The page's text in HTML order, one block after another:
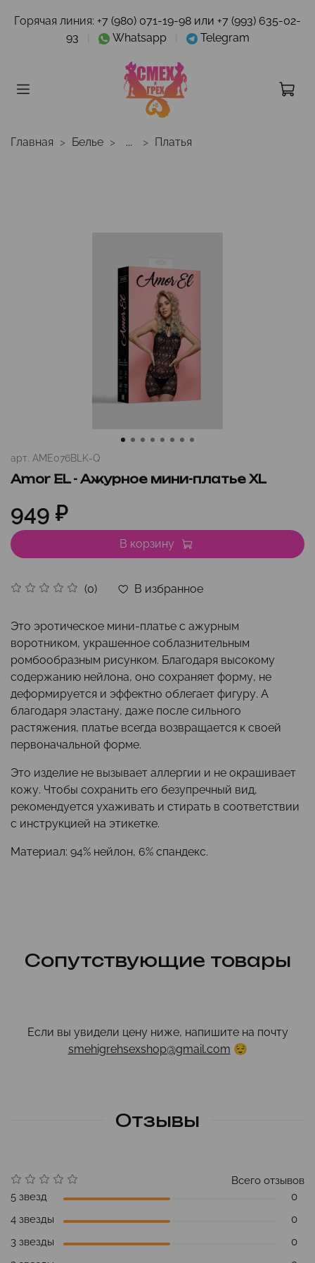
Горячая линия: +7 (980) 071-19-98 или +7 (993) 635-02-
93
Whatsapp Telegram
Главная Белье ... Платья
арт. AME076BLK-Q
Amor EL - Ажурное мини-платье XL
(0) В избранное
949 ₽
В корзину
Это эротическое мини-платье с ажурным
воротником, украшенное соблазнительным
ромбообразным рисунком. Благодаря высокому
содержанию нейлона, оно сохраняет форму, не
деформируется и эффектно облегает фигуру. А
благодаря эластану, даже после сильного
растяжения, платье всегда возвращается к своей
первоначальной форме.
Это изделие не вызывает аллергии и не окрашивает
кожу. Чтобы сохранить его безупречный вид,
рекомендуется ухаживать и стирать в соответствии
с инструкцией на этикетке.
Материал: 94% нейлон, 6% спандекс.
Сопутствующие товары
Если вы увидели цену ниже, напишите на почту
smehigrehsexshop@gmail.com 😌
Отзывы
Всего отзывов
5 звезд
0
4 звезды
0
3 звезды
0